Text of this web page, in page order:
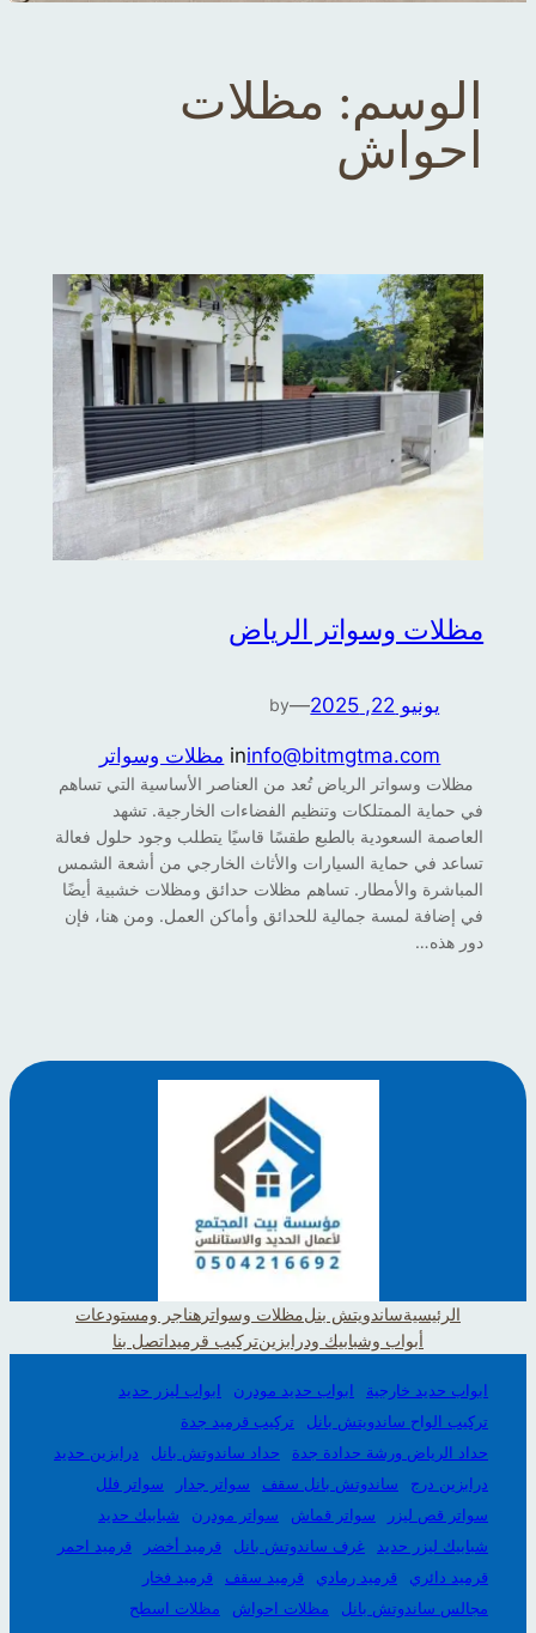
الوسم: مظلات
احواش
مظلات وسواتر الرياض
يونيو 22, 2025 —
by
info@bitmgtma.com
in مظلات وسواتر
مظلات وسواتر الرياض تُعد من العناصر الأساسية التي تساهم
في حماية الممتلكات وتنظيم الفضاءات الخارجية. تشهد
العاصمة السعودية بالطبع طقسًا قاسيًا يتطلب وجود حلول فعالة
تساعد في حماية السيارات والأثاث الخارجي من أشعة الشمس
المباشرة والأمطار. تساهم مظلات حدائق ومظلات خشبية أيضًا
في إضافة لمسة جمالية للحدائق وأماكن العمل. ومن هنا، فإن
دور هذه…
الرئيسيةساندويتش بنلمظلات وسواتر هناجر ومستودعات
أبواب وشبابيك ودرابزينتركيب قرميداتصل بنا
ابواب حديد خارجية ابواب حديد مودرن
ابواب ليزر حديد
تركيب الواح ساندويتش بانل
تركيب قرميد جدة
حداد الرياض ورشة حدادة جدة
حداد ساندوتش بانل
درابزين حديد
درابزين درج
ساندوتش بانل سقف سواتر جدار
سواتر فلل
سواتر قص ليزر
سواتر قماش سواتر مودرن
شبابيك حديد
شبابيك ليزر حديد
غرف ساندوتش بانل قرميد أخضر
قرميد احمر
قرميد دائري
قرميد رمادي قرميد سقف
قرميد فخار
مجالس ساندوتش بانل
مظلات احواش
مظلات اسطح